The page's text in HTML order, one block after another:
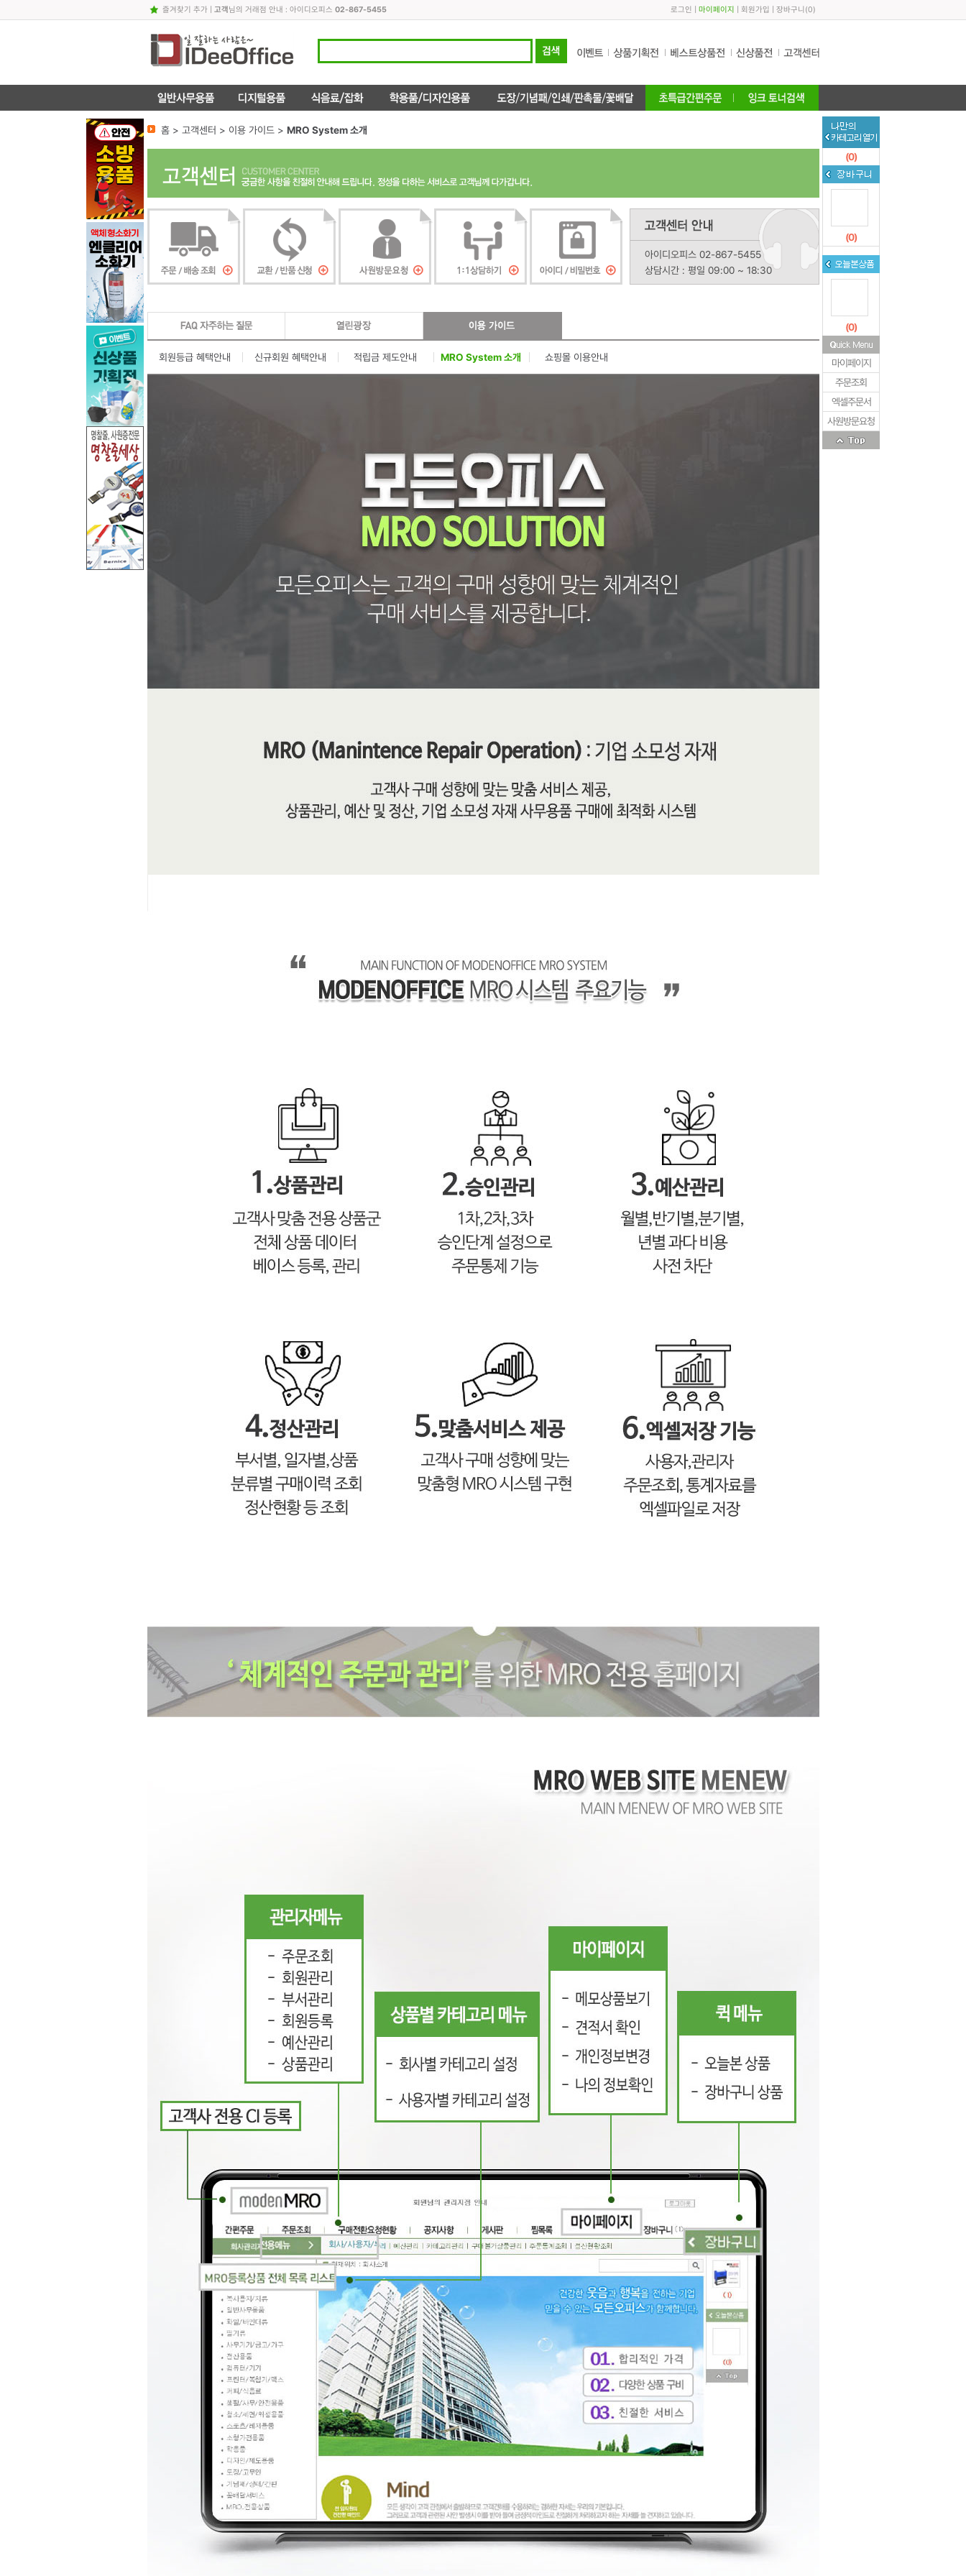
즐겨찾기 추가| 고객님의 거래점 안내 : 아이디오피스 02-867-5455 로그인 마이페이지 회원가입 장바구니 (0)
홈 > 고객센터 > 이용 가이드 > MRO System 소개
아이디오피스 02-867-5455
상담시간 : 평일 09:00 ~ 18:30
회원등급 혜택안내 신규회원 혜택안내 적립금 제도안내 MRO System 소개 쇼핑몰 이용안내
(0)
(0)
(0)
마이페이지
주문조회
엑셀주문서
사원방문요청